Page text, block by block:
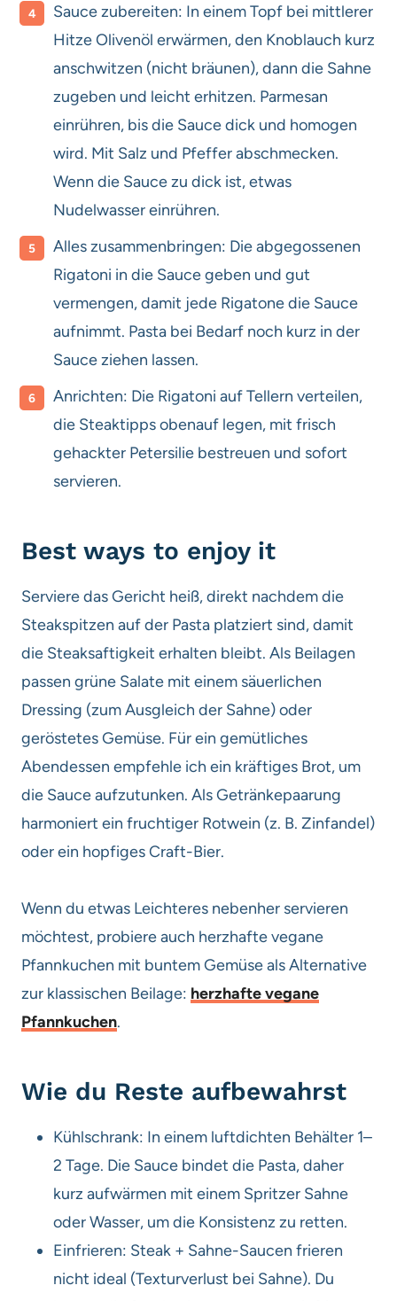
Sauce zubereiten: In einem Topf bei mittlerer
Hitze Olivenöl erwärmen, den Knoblauch kurz
anschwitzen (nicht bräunen), dann die Sahne
zugeben und leicht erhitzen. Parmesan
einrühren, bis die Sauce dick und homogen
wird. Mit Salz und Pfeffer abschmecken.
Wenn die Sauce zu dick ist, etwas
Nudelwasser einrühren.
Alles zusammenbringen: Die abgegossenen
Rigatoni in die Sauce geben und gut
vermengen, damit jede Rigatone die Sauce
aufnimmt. Pasta bei Bedarf noch kurz in der
Sauce ziehen lassen.
Anrichten: Die Rigatoni auf Tellern verteilen,
die Steaktipps obenauf legen, mit frisch
gehackter Petersilie bestreuen und sofort
servieren.
Best ways to enjoy it
Serviere das Gericht heiß, direkt nachdem die
Steakspitzen auf der Pasta platziert sind, damit
die Steaksaftigkeit erhalten bleibt. Als Beilagen
passen grüne Salate mit einem säuerlichen
Dressing (zum Ausgleich der Sahne) oder
geröstetes Gemüse. Für ein gemütliches
Abendessen empfehle ich ein kräftiges Brot, um
die Sauce aufzutunken. Als Getränkepaarung
harmoniert ein fruchtiger Rotwein (z. B. Zinfandel)
oder ein hopfiges Craft-Bier.
Wenn du etwas Leichteres nebenher servieren
möchtest, probiere auch herzhafte vegane
Pfannkuchen mit buntem Gemüse als Alternative
zur klassischen Beilage: herzhafte vegane
Pfannkuchen.
Wie du Reste aufbewahrst
Kühlschrank: In einem luftdichten Behälter 1–
2 Tage. Die Sauce bindet die Pasta, daher
kurz aufwärmen mit einem Spritzer Sahne
oder Wasser, um die Konsistenz zu retten.
Einfrieren: Steak + Sahne-Saucen frieren
nicht ideal (Texturverlust bei Sahne). Du